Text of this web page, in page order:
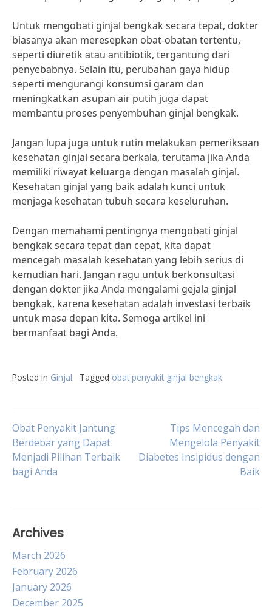
Untuk mengobati ginjal bengkak secara tepat, dokter
biasanya akan meresepkan obat-obatan tertentu,
seperti diuretik atau antibiotik, tergantung dari
penyebabnya. Selain itu, perubahan gaya hidup
seperti mengurangi konsumsi garam dan
meningkatkan asupan air putih juga dapat
membantu proses penyembuhan ginjal bengkak.
Jangan lupa juga untuk rutin melakukan pemeriksaan
kesehatan ginjal secara berkala, terutama jika Anda
memiliki riwayat keluarga dengan masalah ginjal.
Kesehatan ginjal yang baik adalah kunci untuk
menjaga kesehatan tubuh secara keseluruhan.
Dengan memahami pentingnya mengobati ginjal
bengkak secara tepat dan cepat, kita dapat
mencegah masalah kesehatan yang lebih serius di
kemudian hari. Jangan ragu untuk berkonsultasi
dengan dokter jika Anda mengalami gejala ginjal
bengkak, karena kesehatan adalah investasi terbaik
untuk masa depan kita. Semoga artikel ini
bermanfaat bagi Anda.
Posted in Ginjal Tagged obat penyakit ginjal bengkak
Post
navigation
Obat Penyakit Jantung
Berdebar yang Dapat
Menjadi Pilihan Terbaik
bagi Anda
Tips Mencegah dan
Mengelola Penyakit
Diabetes Insipidus dengan
Baik
Archives
March 2026
February 2026
January 2026
December 2025